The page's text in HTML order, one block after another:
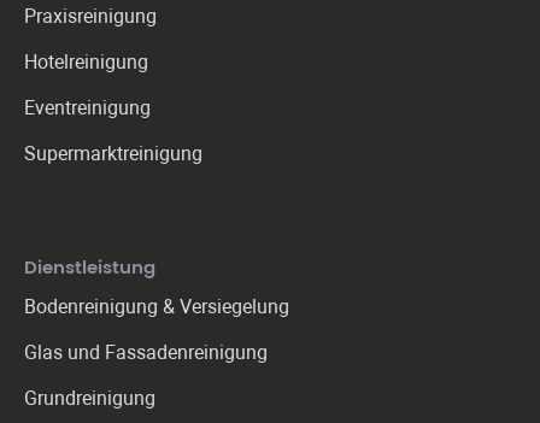
Praxis­reinigung
Hotelreinigung
Eventreinigung
Supermarktreinigung
Dienstleistung
Bodenreinigung & Versiegelung
Glas und Fassadenreinigung
Grundreinigung